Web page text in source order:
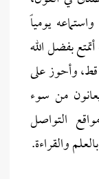
يومياً
بفضل الله
وأحوز على
من سوء
التواصل
والقراءة.